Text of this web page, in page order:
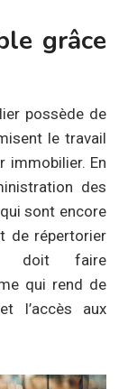
grâce
possède de
le travail
immobilier. En
des
sont encore
de répertorier
doit faire
qui rend de
l’accès aux